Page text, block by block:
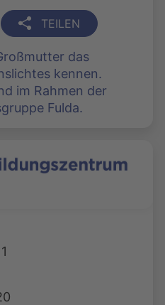
TEILEN
das
kennen.
im Rahmen der
Fulda.